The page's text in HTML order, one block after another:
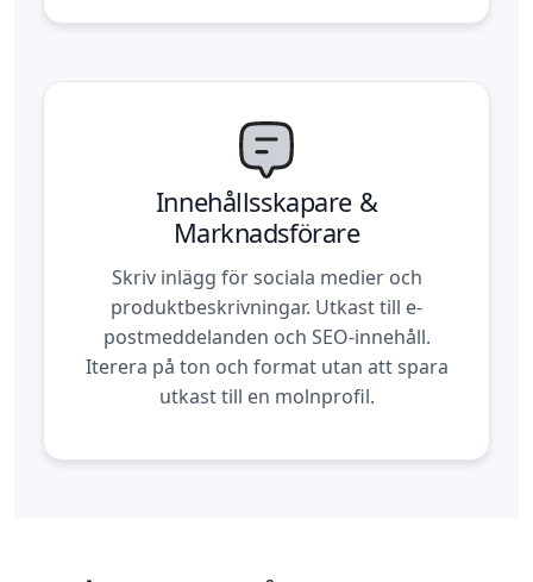
Innehållsskapare &
Marknadsförare
Skriv inlägg för sociala medier och
produktbeskrivningar. Utkast till e-
postmeddelanden och SEO-innehåll.
Iterera på ton och format utan att spara
utkast till en molnprofil.